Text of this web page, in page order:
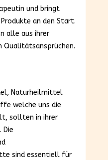
und bringt
an den Start.
alle aus ihrer
Qualitätsansprüchen.
Naturheilmittel
welche uns die
sollten in ihrer
Die
sind essentiell für